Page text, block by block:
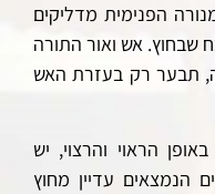
הפנימית מדליקים
אש ואור התורה
תבער רק בעזרת האש
הראוי והרצוי, יש
הנמצאים עדיין מחוץ